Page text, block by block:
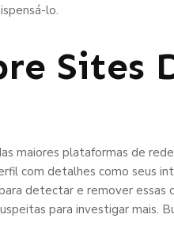
lo.
Sites
maiores plataformas de
com detalhes como seus
detectar e remover essas
para investigar mais.